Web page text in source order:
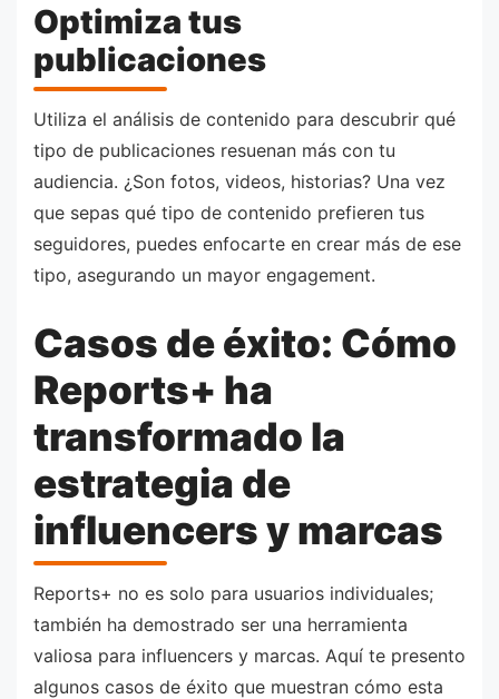
Optimiza tus
publicaciones
Utiliza el análisis de contenido para descubrir qué
tipo de publicaciones resuenan más con tu
audiencia. ¿Son fotos, videos, historias? Una vez
que sepas qué tipo de contenido prefieren tus
seguidores, puedes enfocarte en crear más de ese
tipo, asegurando un mayor engagement.
Casos de éxito: Cómo
Reports+ ha
transformado la
estrategia de
influencers y marcas
Reports+ no es solo para usuarios individuales;
también ha demostrado ser una herramienta
valiosa para influencers y marcas. Aquí te presento
algunos casos de éxito que muestran cómo esta